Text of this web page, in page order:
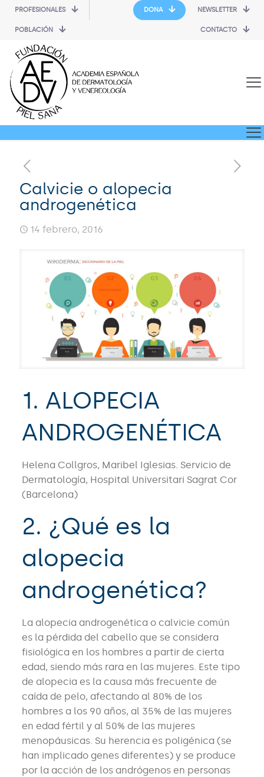
PROFESIONALES
POBLACIÓN
DONA NEWSLETTER
CONTACTO
Calvicie o alopecia
androgenética
14 febrero, 2016
1. ALOPECIA
ANDROGENÉTICA
Helena Collgros, Maribel Iglesias. Servicio de
Dermatología, Hospital Universitari Sagrat Cor
(Barcelona)
2. ¿Qué es la
alopecia
androgenética?
La alopecia androgenética o calvicie común
es la pérdida del cabello que se considera
fisiológica en los hombres a partir de cierta
edad, siendo más rara en las mujeres. Este tipo
de alopecia es la causa más frecuente de
caída de pelo, afectando al 80% de los
hombres a los 90 años, al 35% de las mujeres
en edad fértil y al 50% de las mujeres
menopáusicas. Su herencia es poligénica (se
han implicado genes diferentes) y se produce
por la acción de los andrógenos en personas